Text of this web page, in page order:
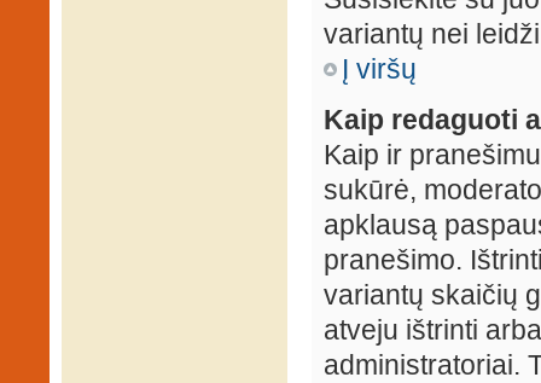
variantų nei
Į viršų
Kaip redaguoti
Kaip ir
sukūrė,
apklausą
pranešimo.
variantų skaičių
atveju ištrinti
administratoriai.